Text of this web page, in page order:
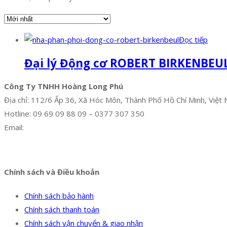
Đọc tiếp
Đại lý Động cơ ROBERT
Công Ty TNHH Hoàng Long Phú
Địa chỉ: 112/6 Ấp 36, Xã Hóc Môn, Thành Phố Hồ Chí Minh, Việt
Hotline: 09 69 09 88 09 – 0377 307 350
Email:
Chính sách và Điều khoản
Chính sách bảo hành
Chính sách thanh toán
Chính sách vận chuyển & giao nhận